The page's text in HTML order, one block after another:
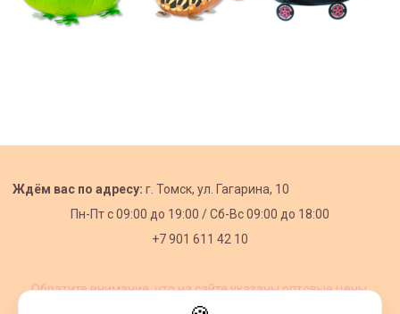
Ждём вас по адресу: г. Томск, ул. Гагарина, 10
Пн-Пт с09:00 до 19:00 /Сб-Вс 09:00 до 18:00
+7 901 611 42 10
Обратите внимание, что на сайте указаны оптовые цены,